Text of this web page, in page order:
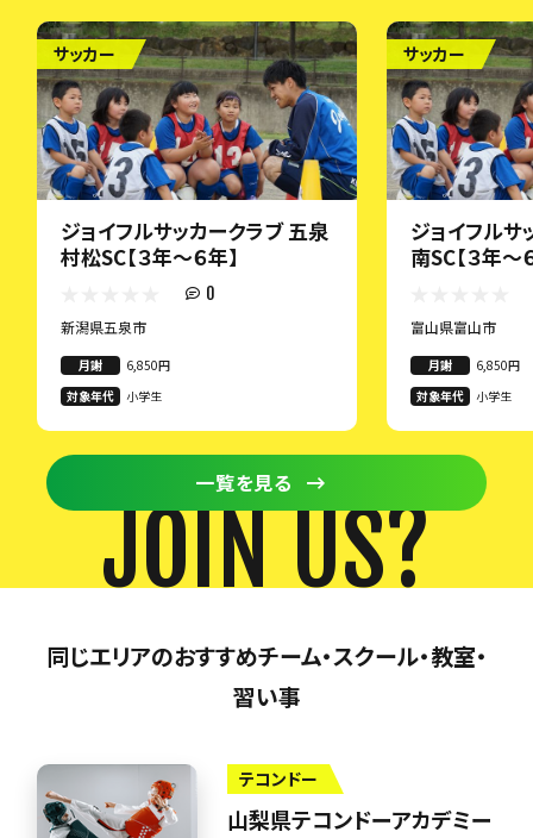
サッカー
ジョイフルサッカークラブ 五泉
村松SC【３年～６年】
0
新潟県五泉市
月謝
6,850円
対象年代
小学生
サッカー
ジョイフルサ
南SC【３年～
富山県富山市
月謝
6,850円
対象年代
小学生
一覧を見る
JOIN US?
同じエリアのおすすめチーム・スクール・教室・
習い事
テコンドー
山梨県テコンドーアカデミー